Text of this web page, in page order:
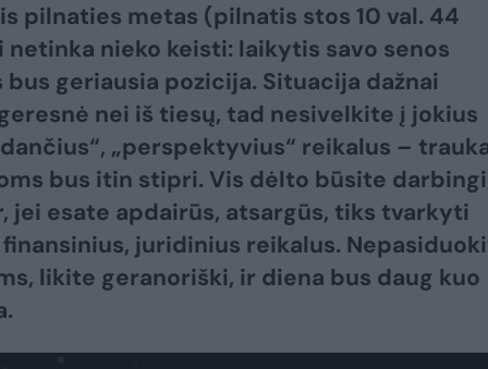
pilnaties metas (pilnatis stos 10 val. 44
netinka nieko keisti: laikytis savo senos
geriausia pozicija. Situacija dažnai
nei iš tiesų, tad nesivelkite į jokius
„perspektyvius“ reikalus –
bus itin stipri. Vis dėlto būsite
jei esate apdairūs, atsargūs, tiks tvarkyti
juridinius reikalus.
likite geranoriški, ir diena bus daug kuo